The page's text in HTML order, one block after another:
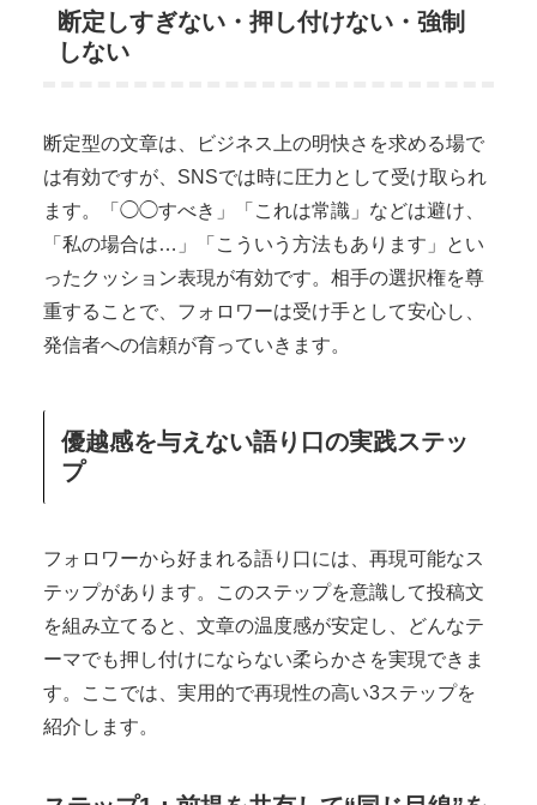
断定しすぎない・押し付けない・強制
しない
断定型の文章は、ビジネス上の明快さを求める場で
は有効ですが、SNSでは時に圧力として受け取られ
ます。「◯◯すべき」「これは常識」などは避け、
「私の場合は…」「こういう方法もあります」とい
ったクッション表現が有効です。相手の選択権を尊
重することで、フォロワーは受け手として安心し、
発信者への信頼が育っていきます。
優越感を与えない語り口の実践ステッ
プ
フォロワーから好まれる語り口には、再現可能なス
テップがあります。このステップを意識して投稿文
を組み立てると、文章の温度感が安定し、どんなテ
ーマでも押し付けにならない柔らかさを実現できま
す。ここでは、実用的で再現性の高い3ステップを
紹介します。